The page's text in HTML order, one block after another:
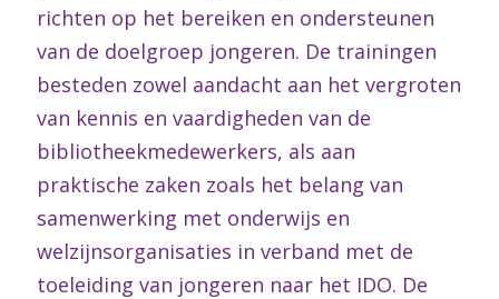
richten op het bereiken en ondersteunen
van de doelgroep jongeren. De trainingen
besteden zowel aandacht aan het vergroten
van kennis en vaardigheden van de
bibliotheekmedewerkers, als aan
praktische zaken zoals het belang van
samenwerking met onderwijs en
welzijnsorganisaties in verband met de
toeleiding van jongeren naar het IDO. De